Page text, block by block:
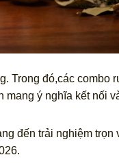
Trong đó,các combo
mang ý nghĩa kết nối
đến trải nghiệm trọn